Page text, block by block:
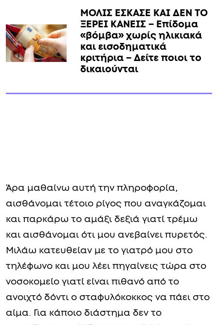
ΜΟΛΙΣ ΕΣΚΑΣΕ ΚΑΙ ΔΕΝ ΤΟ
ΞΕΡΕΙ ΚΑΝΕΙΣ – Επίδομα
«βόμβα» χωρίς ηλικιακά
και εισοδηματικά
κριτήρια – Δείτε ποιοι το
δικαιούνται
Άρα μαθαίνω αυτή την πληροφορία,
αισθάνομαι τέτοιο ρίγος που αναγκάζομαι
και παρκάρω το αμάξι δεξιά γιατί τρέμω
και αισθάνομαι ότι μου ανεβαίνει πυρετός.
Μιλάω κατευθείαν με το γιατρό μου στο
τηλέφωνο και μου λέει πηγαίνεις τώρα στο
νοσοκομείο γιατί είναι πιθανό από το
ανοιχτό δόντι ο σταφυλόκοκκος να πάει στο
αίμα. Για κάποιο διάστημα δεν το